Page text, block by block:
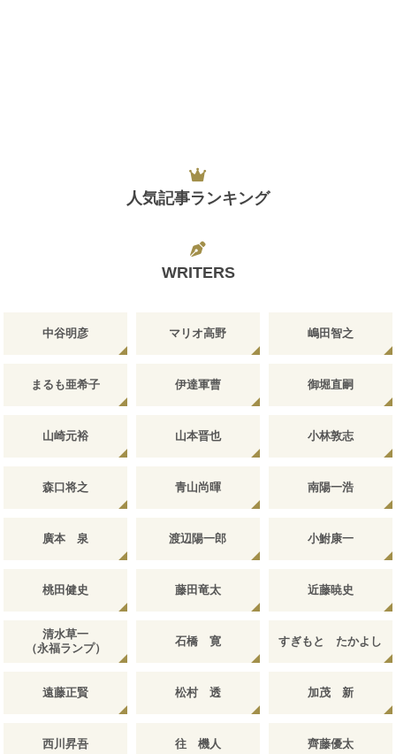
人気記事ランキング
WRITERS
中谷明彦 マリオ高野 嶋田智之
まるも亜希子 伊達軍曹 御堀直嗣
山崎元裕 山本晋也 小林敦志
森口将之 青山尚暉 南陽一浩
廣本 泉 渡辺陽一郎 小鮒康一
桃田健史 藤田竜太 近藤暁史
清水草一
（永福ランプ）
石橋 寛 すぎもと たかよし
遠藤正賢 松村 透 加茂 新
西川昇吾 往 機人 齊藤優太